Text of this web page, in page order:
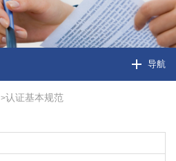
>认证基本规范